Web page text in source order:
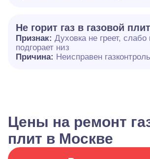
Не горит газ в газовой
Признак: Духовка не греет, слабо
подгорает низ
Причина: Неисправен газконтроль
Цены на ремонт
плит в Москве